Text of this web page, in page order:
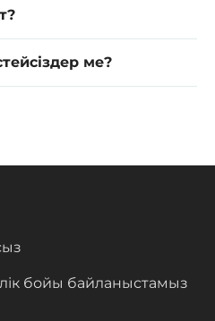
ме?
бойы байланыстамыз